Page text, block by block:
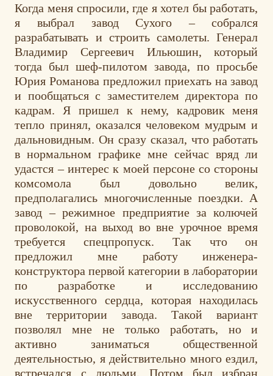
Когда меня спросили, где я хотел бы работать,
я выбрал завод Сухого – собрался
разрабатывать и строить самолеты. Генерал
Владимир Сергеевич Ильюшин, который
тогда был шеф-пилотом завода, по просьбе
Юрия Романова предложил приехать на завод
и пообщаться с заместителем директора по
кадрам. Я пришел к нему, кадровик меня
тепло принял, оказался человеком мудрым и
дальновидным. Он сразу сказал, что работать
в нормальном графике мне сейчас вряд ли
удастся – интерес к моей персоне со стороны
комсомола был довольно велик,
предполагались многочисленные поездки. А
завод – режимное предприятие за колючей
проволокой, на выход во вне урочное время
требуется спецпропуск. Так что он
предложил мне работу инженера-
конструктора первой категории в лаборатории
по разработке и исследованию
искусственного сердца, которая находилась
вне территории завода. Такой вариант
позволял мне не только работать, но и
активно заниматься общественной
деятельностью, я действительно много ездил,
встречался с людьми. Потом был избран